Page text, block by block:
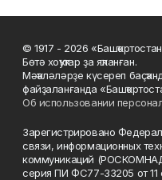
© 1917 - 2026
Бөтә хоҡуҡтар ҙа яҡланған.
Мәҡәләләрҙе күсереп
файҙаланғанда
Об использовании
Зарегистрировано
связи, информационных
коммуникаций
серия ПИ ФС77-33205 от 11